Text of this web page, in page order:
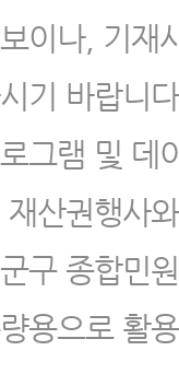
이나, 기재
기 바랍니
그램 및 데
산권행사
구 종합민
용으로 활